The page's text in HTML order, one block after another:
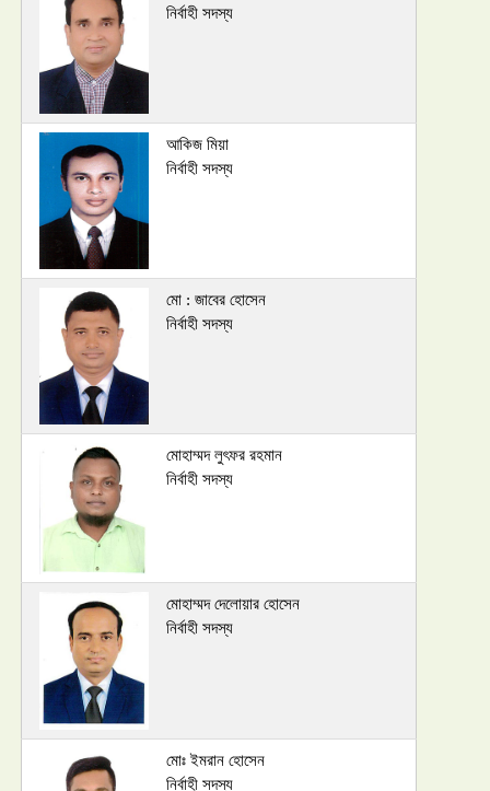
নির্বাহী সদস্য
আকিজ মিয়া
নির্বাহী সদস্য
মো : জাবের হোসেন
নির্বাহী সদস্য
মোহাম্মদ লুৎফর রহমান
নির্বাহী সদস্য
মোহাম্মদ দেলোয়ার হোসেন
নির্বাহী সদস্য
মোঃ ইমরান হোসেন
নির্বাহী সদস্য